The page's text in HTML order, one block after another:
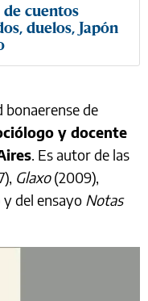
cuentos
duelos, Japón
bonaerense de
y docente
. Es autor de las
Glaxo(2009),
del ensayo Notas